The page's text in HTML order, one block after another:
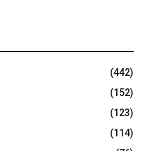
(442)
(152)
(123)
(114)